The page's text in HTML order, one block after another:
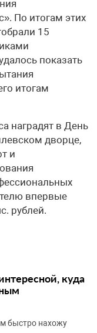
По итогам этих
15
показать
итогам
наградят в День
дворце,
и
впервые
рублей.
куда
быстро нахожу